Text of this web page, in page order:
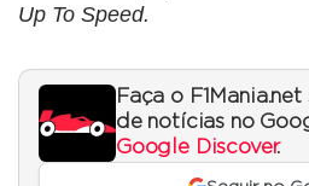
Up To Speed.
Faça o
de notícias no
Google Discover.